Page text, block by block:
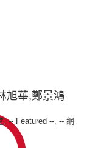
旭華,鄭景鴻
,-- Featured --, -- 網